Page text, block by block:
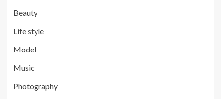
Beauty
Life style
Model
Music
Photography